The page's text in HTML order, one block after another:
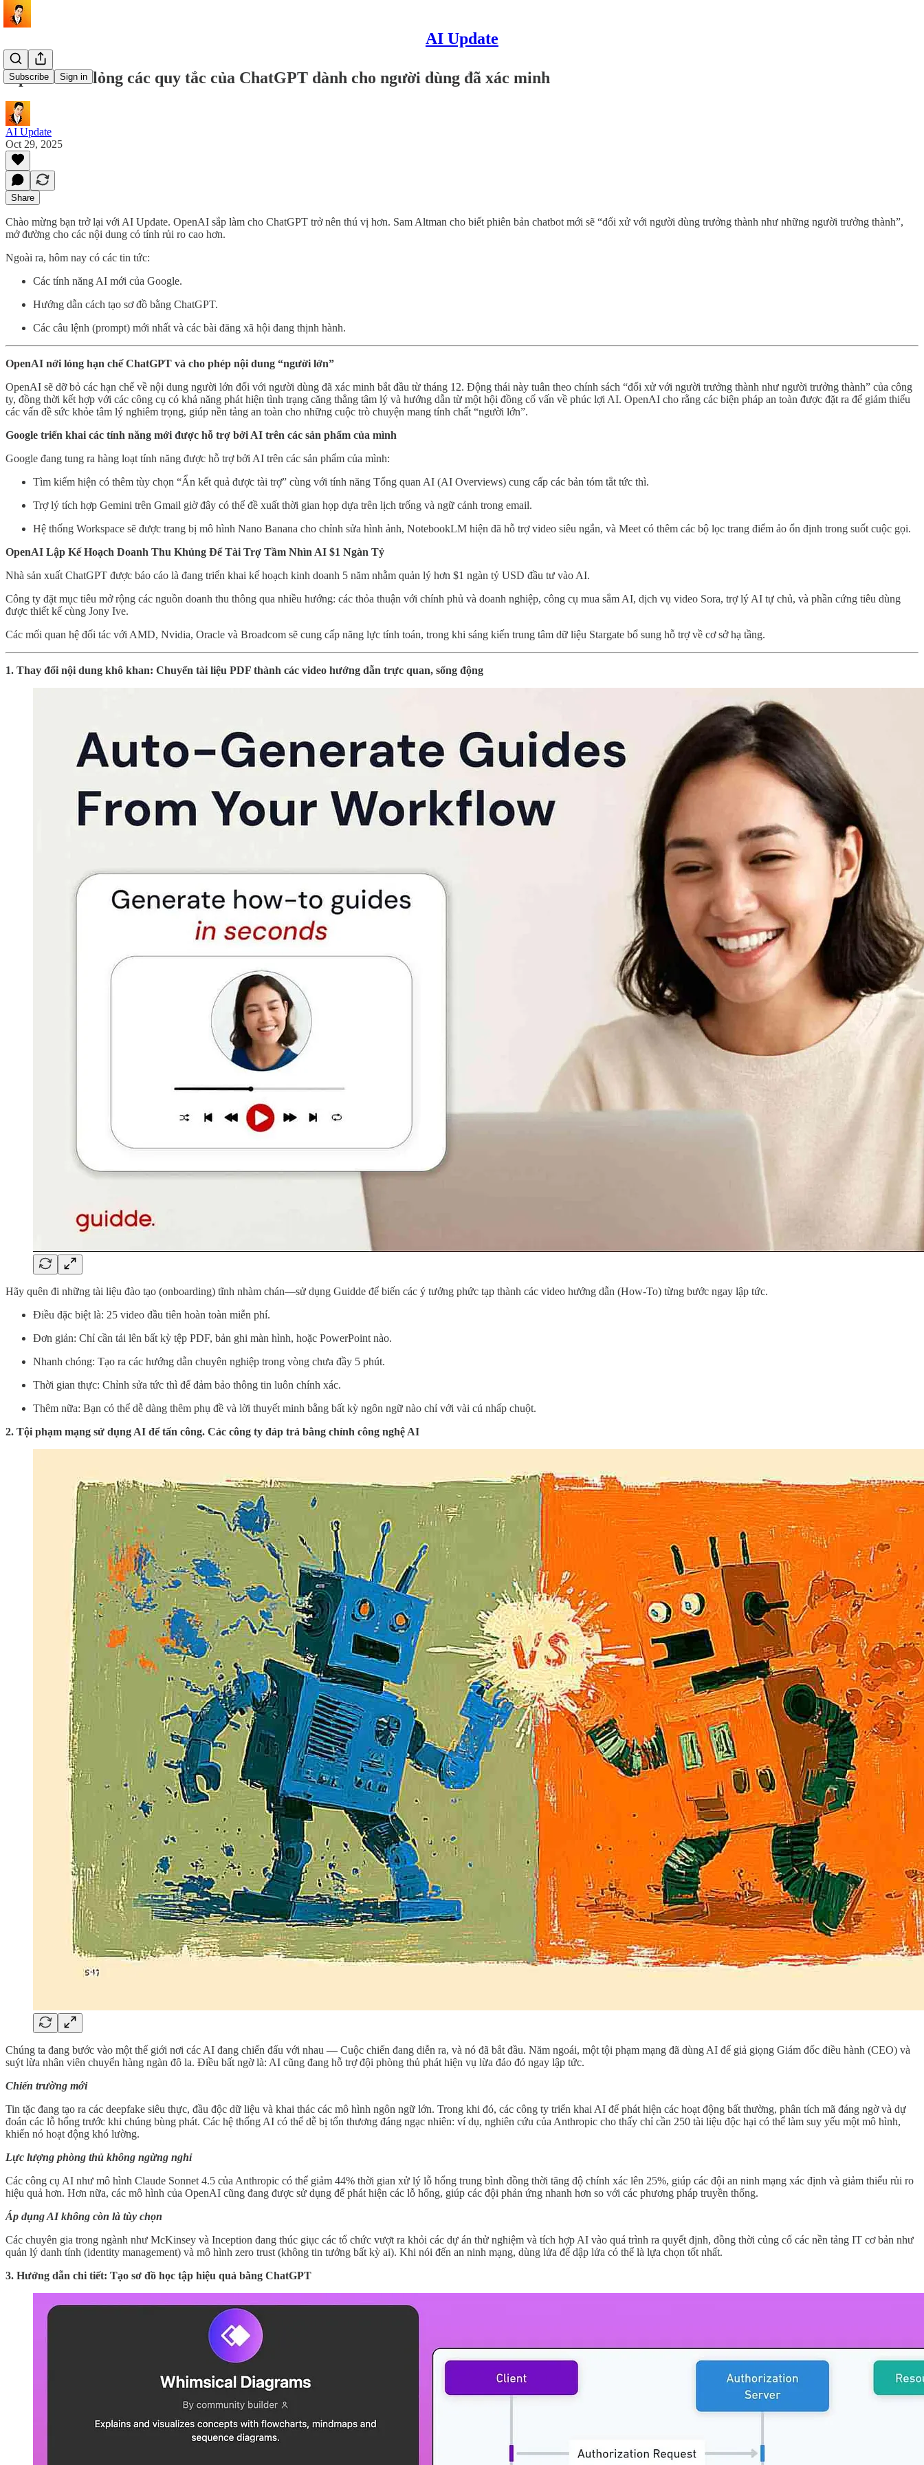
AI Update
Subscribe Sign in
OpenAI nới lỏng các quy tắc của ChatGPT dành cho người dùng đã xác minh
AI Update
Oct 29, 2025
Share
Chào mừng bạn trở lại với AI Update. OpenAI sắp làm cho ChatGPT trở nên thú vị hơn. Sam Altman cho biết phiên bản chatbot mới sẽ “đối xử với người dùng trưởng thành như những người trưởng thành”,
mở đường cho các nội dung có tính rủi ro cao hơn.
Ngoài ra, hôm nay có các tin tức:
Các tính năng AI mới của Google.
Hướng dẫn cách tạo sơ đồ bằng ChatGPT.
Các câu lệnh (prompt) mới nhất và các bài đăng xã hội đang thịnh hành.
OpenAI nới lỏng hạn chế ChatGPT và cho phép nội dung “người lớn”
OpenAI sẽ dỡ bỏ các hạn chế về nội dung người lớn đối với người dùng đã xác minh bắt đầu từ tháng 12. Động thái này tuân theo chính sách “đối xử với người trưởng thành như người trưởng thành” của công
ty, đồng thời kết hợp với các công cụ có khả năng phát hiện tình trạng căng thẳng tâm lý và hướng dẫn từ một hội đồng cố vấn về phúc lợi AI. OpenAI cho rằng các biện pháp an toàn được đặt ra để giảm thiểu
các vấn đề sức khỏe tâm lý nghiêm trọng, giúp nền tảng an toàn cho những cuộc trò chuyện mang tính chất “người lớn”.
Google triển khai các tính năng mới được hỗ trợ bởi AI trên các sản phẩm của mình
Google đang tung ra hàng loạt tính năng được hỗ trợ bởi AI trên các sản phẩm của mình:
Tìm kiếm hiện có thêm tùy chọn “Ẩn kết quả được tài trợ” cùng với tính năng Tổng quan AI (AI Overviews) cung cấp các bản tóm tắt tức thì.
Trợ lý tích hợp Gemini trên Gmail giờ đây có thể đề xuất thời gian họp dựa trên lịch trống và ngữ cảnh trong email.
Hệ thống Workspace sẽ được trang bị mô hình Nano Banana cho chỉnh sửa hình ảnh, NotebookLM hiện đã hỗ trợ video siêu ngắn, và Meet có thêm các bộ lọc trang điểm ảo ổn định trong suốt cuộc gọi.
OpenAI Lập Kế Hoạch Doanh Thu Khủng Để Tài Trợ Tầm Nhìn AI $1 Ngàn Tỷ
Nhà sản xuất ChatGPT được báo cáo là đang triển khai kế hoạch kinh doanh 5 năm nhằm quản lý hơn $1 ngàn tỷ USD đầu tư vào AI.
Công ty đặt mục tiêu mở rộng các nguồn doanh thu thông qua nhiều hướng: các thỏa thuận với chính phủ và doanh nghiệp, công cụ mua sắm AI, dịch vụ video Sora, trợ lý AI tự chủ, và phần cứng tiêu dùng
được thiết kế cùng Jony Ive.
Các mối quan hệ đối tác với AMD, Nvidia, Oracle và Broadcom sẽ cung cấp năng lực tính toán, trong khi sáng kiến trung tâm dữ liệu Stargate bổ sung hỗ trợ về cơ sở hạ tầng.
1. Thay đổi nội dung khô khan: Chuyển tài liệu PDF thành các video hướng dẫn trực quan, sống động
Hãy quên đi những tài liệu đào tạo (onboarding) tĩnh nhàm chán—sử dụng Guidde để biến các ý tưởng phức tạp thành các video hướng dẫn (How-To) từng bước ngay lập tức.
Điều đặc biệt là: 25 video đầu tiên hoàn toàn miễn phí.
Đơn giản: Chỉ cần tải lên bất kỳ tệp PDF, bản ghi màn hình, hoặc PowerPoint nào.
Nhanh chóng: Tạo ra các hướng dẫn chuyên nghiệp trong vòng chưa đầy 5 phút.
Thời gian thực: Chỉnh sửa tức thì để đảm bảo thông tin luôn chính xác.
Thêm nữa: Bạn có thể dễ dàng thêm phụ đề và lời thuyết minh bằng bất kỳ ngôn ngữ nào chỉ với vài cú nhấp chuột.
2. Tội phạm mạng sử dụng AI để tấn công. Các công ty đáp trả bằng chính công nghệ AI
Chúng ta đang bước vào một thế giới nơi các AI đang chiến đấu với nhau — Cuộc chiến đang diễn ra, và nó đã bắt đầu. Năm ngoái, một tội phạm mạng đã dùng AI để giả giọng Giám đốc điều hành (CEO) và
suýt lừa nhân viên chuyển hàng ngàn đô la. Điều bất ngờ là: AI cũng đang hỗ trợ đội phòng thủ phát hiện vụ lừa đảo đó ngay lập tức.
Chiến trường mới
Tin tặc đang tạo ra các deepfake siêu thực, đầu độc dữ liệu và khai thác các mô hình ngôn ngữ lớn. Trong khi đó, các công ty triển khai AI để phát hiện các hoạt động bất thường, phân tích mã đáng ngờ và dự
đoán các lỗ hổng trước khi chúng bùng phát. Các hệ thống AI có thể dễ bị tổn thương đáng ngạc nhiên: ví dụ, nghiên cứu của Anthropic cho thấy chỉ cần 250 tài liệu độc hại có thể làm suy yếu một mô hình,
khiến nó hoạt động khó lường.
Lực lượng phòng thủ không ngừng nghỉ
Các công cụ AI như mô hình Claude Sonnet 4.5 của Anthropic có thể giảm 44% thời gian xử lý lỗ hổng trung bình đồng thời tăng độ chính xác lên 25%, giúp các đội an ninh mạng xác định và giảm thiểu rủi ro
hiệu quả hơn. Hơn nữa, các mô hình của OpenAI cũng đang được sử dụng để phát hiện các lỗ hổng, giúp các đội phản ứng nhanh hơn so với các phương pháp truyền thống.
Áp dụng AI không còn là tùy chọn
Các chuyên gia trong ngành như McKinsey và Inception đang thúc giục các tổ chức vượt ra khỏi các dự án thử nghiệm và tích hợp AI vào quá trình ra quyết định, đồng thời củng cố các nền tảng IT cơ bản như
quản lý danh tính (identity management) và mô hình zero trust (không tin tưởng bất kỳ ai). Khi nói đến an ninh mạng, dùng lửa để dập lửa có thể là lựa chọn tốt nhất.
3. Hướng dẫn chi tiết: Tạo sơ đồ học tập hiệu quả bằng ChatGPT